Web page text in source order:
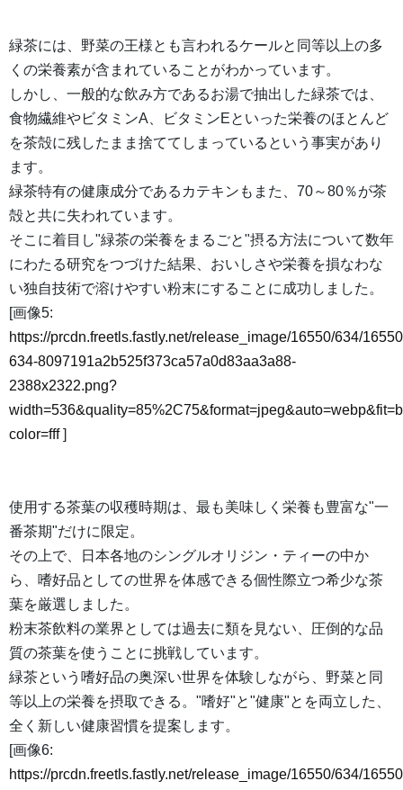
緑茶には、野菜の王様とも言われるケールと同等以上の多
くの栄養素が含まれていることがわかっています。
しかし、一般的な飲み方であるお湯で抽出した緑茶では、
食物繊維やビタミンA、ビタミンEといった栄養のほとんど
を茶殻に残したまま捨ててしまっているという事実があり
ます。
緑茶特有の健康成分であるカテキンもまた、70～80％が茶
殻と共に失われています。
そこに着目し"緑茶の栄養をまるごと"摂る方法について数年
にわたる研究をつづけた結果、おいしさや栄養を損なわな
い独自技術で溶けやすい粉末にすることに成功しました。
[画像5:
https://prcdn.freetls.fastly.net/release_image/16550/634/
634-8097191a2b525f373ca57a0d83aa3a88-
2388x2322.png?
color=fff]
使用する茶葉の収穫時期は、最も美味しく栄養も豊富な"一
番茶期"だけに限定。
その上で、日本各地のシングルオリジン・ティーの中か
ら、嗜好品としての世界を体感できる個性際立つ希少な茶
葉を厳選しました。
粉末茶飲料の業界としては過去に類を見ない、圧倒的な品
質の茶葉を使うことに挑戦しています。
緑茶という嗜好品の奥深い世界を体験しながら、野菜と同
等以上の栄養を摂取できる。"嗜好"と"健康"とを両立した、
全く新しい健康習慣を提案します。
[画像6:
https://prcdn.freetls.fastly.net/release_image/16550/634/